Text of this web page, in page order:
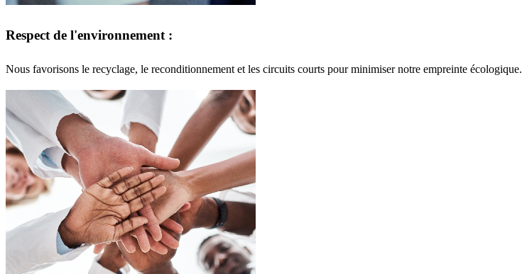
Respect de l'environnement :
Nous favorisons le recyclage, le reconditionnement et les circuits courts pour minimiser notre empreinte écologique.